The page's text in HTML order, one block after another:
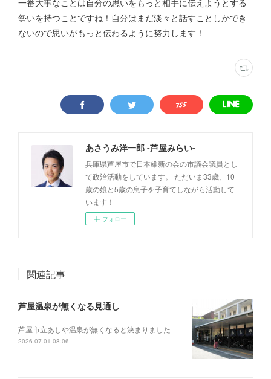
一番大事なことは自分の思いをもっと相手に伝えようとする
勢いを持つことですね！自分はまだ淡々と話すことしかでき
ないので思いがもっと伝わるように努力します！
あさうみ洋一郎 -芦屋みらい-
兵庫県芦屋市で日本維新の会の市議会議員とし
て政治活動をしています。 ただいま33歳、10
歳の娘と5歳の息子を子育てしながら活動して
います！
フォロー
関連記事
芦屋温泉が無くなる見通し
芦屋市立あしや温泉が無くなると決まりました
2026.07.01 08:06